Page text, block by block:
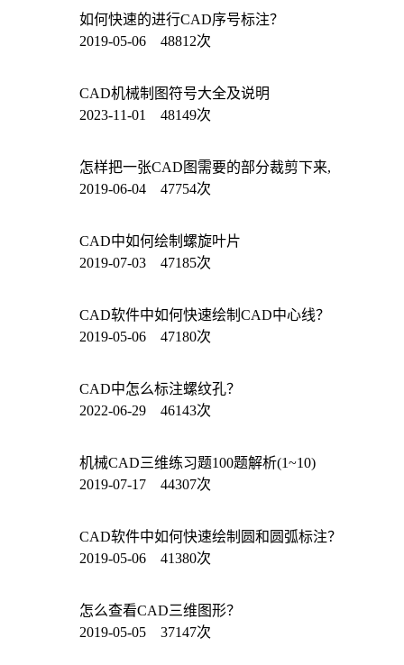
如何快速的进行CAD序号标注？
2019-05-06 48812次
CAD机械制图符号大全及说明
2023-11-01 48149次
怎样把一张CAD图需要的部分裁剪下来,
2019-06-04 47754次
CAD中如何绘制螺旋叶片
2019-07-03 47185次
CAD软件中如何快速绘制CAD中心线？
2019-05-06 47180次
CAD中怎么标注螺纹孔？
2022-06-29 46143次
机械CAD三维练习题100题解析(1~10)
2019-07-17 44307次
CAD软件中如何快速绘制圆和圆弧标注？
2019-05-06 41380次
怎么查看CAD三维图形？
2019-05-05 37147次